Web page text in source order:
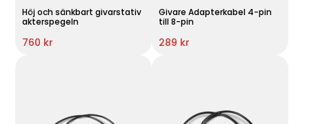
Höj och sänkbart givarstativ
akterspegeln
760 kr
Givare Adapterkabel 4-pin
till 8-pin
289 kr